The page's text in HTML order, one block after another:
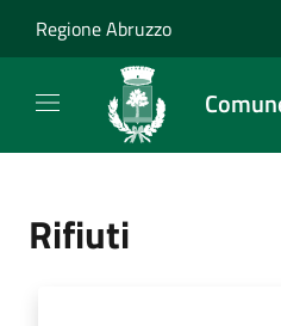
Regione Abruzzo
Rifiuti